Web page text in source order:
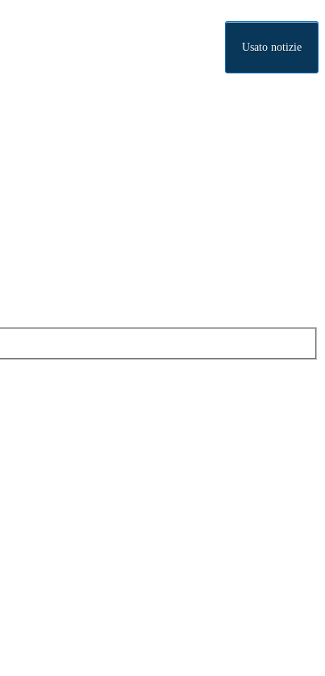
Usato notizie